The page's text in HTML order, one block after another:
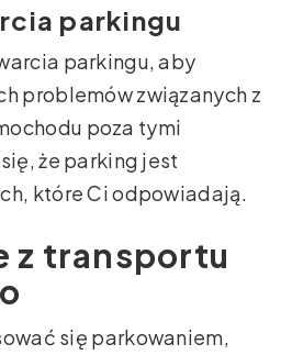
parkingu
parkingu, aby
problemów związanych z
poza tymi
że parking jest
które Ci odpowiadają.
z transportu
się parkowaniem,